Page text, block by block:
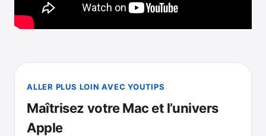
ALLER PLUS LOIN AVEC YOUTIPS
Maîtrisez votre Mac et l’univers
Apple